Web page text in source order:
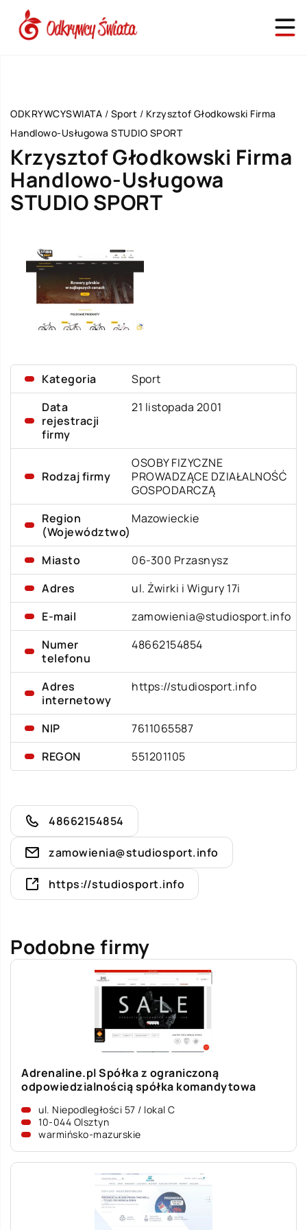
ODKRYWCYSWIATA / Sport / Krzysztof Głodkowski Firma
Handlowo-Usługowa STUDIO SPORT
Krzysztof Głodkowski Firma
Handlowo-Usługowa
STUDIO SPORT
Kategoria
Sport
Data
rejestracji
firmy
21 listopada 2001
Rodzaj firmy
OSOBY FIZYCZNE
PROWADZĄCE DZIAŁALNOŚĆ
GOSPODARCZĄ
Region
(Województwo)
Mazowieckie
Miasto
06-300 Przasnysz
Adres
ul. Żwirki i Wigury 17i
E-mail
zamowienia@studiosport.info
Numer
telefonu
48662154854
Adres
internetowy
https://studiosport.info
NIP
7611065587
REGON
551201105
48662154854
zamowienia@studiosport.info
https://studiosport.info
Podobne firmy
Adrenaline.pl Spółka z ograniczoną
odpowiedzialnością spółka komandytowa
ul. Niepodległości 57 / lokal C
10-044 Olsztyn
warmińsko-mazurskie